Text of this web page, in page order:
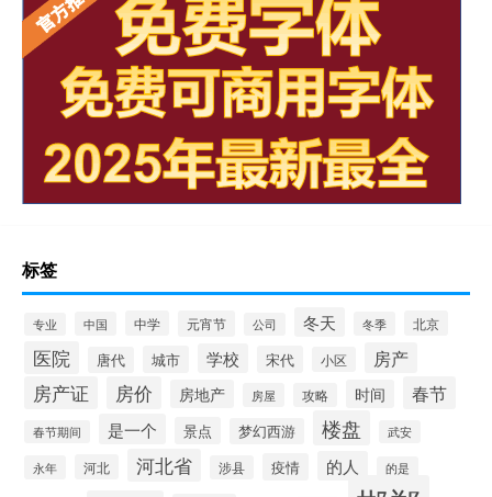
标签
专业 中国 中学 元宵节 公司 冬天 冬季 北京
医院 唐代 城市 学校 宋代 小区 房产
房产证 房价 房地产 房屋 攻略 时间 春节
春节期间 是一个 景点 梦幻西游 楼盘 武安
永年 河北 河北省 涉县 疫情 的人 的是